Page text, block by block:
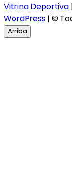
Vitrina Deportiva
WordPress | ©
Arriba